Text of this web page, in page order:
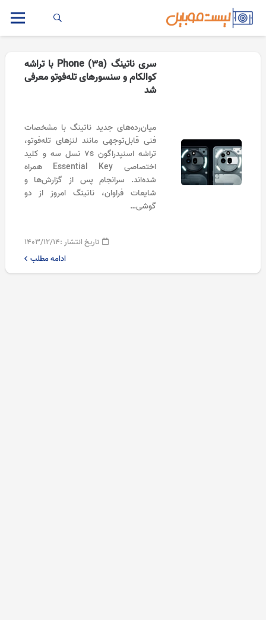
سری ناتینگ Phone (3a) با تراشه
کوالکام و سنسورهای تله‌فوتو معرفی
شد
میان‌رده‌های جدید ناتینگ با مشخصات
فنی قابل‌توجهی مانند لنز‌های تله‌فوتو،
تراشه اسنپدراگون 7s نسل سه و کلید
اختصاصی Essential Key همراه
شده‌اند. سرانجام پس از گزارش‌ها و
شایعات فراوان، ناتینگ امروز از دو
گوشی…
تاریخ انتشار :۱۴۰۳/۱۲/۱۴
ادامه مطلب